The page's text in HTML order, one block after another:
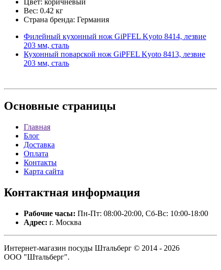
Цвет: коричневый
Вес: 0.42 кг
Страна бренда: Германия
Филейный кухонный нож GiPFEL Kyoto 8414, лезвие
203 мм, сталь
Кухонный поварской нож GiPFEL Kyoto 8413, лезвие
203 мм, сталь
Основные страницы
Главная
Блог
Доставка
Оплата
Контакты
Карта сайта
Контактная информация
Рабочие часы: Пн-Пт: 08:00-20:00, Сб-Вс: 10:00-18:00
Адрес: г. Москва
Интернет-магазин посуды Штальберг © 2014 - 2026
ООО "Штальберг".